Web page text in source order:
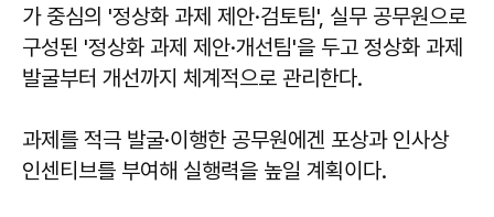
가 중심의 '정상화 과제 제안·검토팀', 실무 공무원으로
구성된 '정상화 과제 제안·개선팀'을 두고 정상화 과제
발굴부터 개선까지 체계적으로 관리한다.
과제를 적극 발굴·이행한 공무원에겐 포상과 인사상
인센티브를 부여해 실행력을 높일 계획이다.